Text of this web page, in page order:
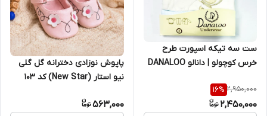
ست سه تیکه اسپورت طرح
خرس کوچولو | دانالو DANALOO
2,950,000
16%
2,450,000
پاپوش نوزادی دخترانه گل گلی
نیو استار (New Star) کد ۱۰3
563,000